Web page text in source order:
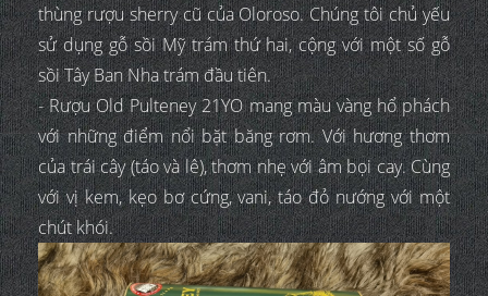
thùng rượu sherry cũ của Oloroso. Chúng tôi chủ yếu
sử dụng gỗ sồi Mỹ trám thứ hai, cộng với một số gỗ
sồi Tây Ban Nha trám đầu tiên.
- Rượu Old Pulteney 21YO mang màu vàng hổ phách
với những điểm nổi bặt băng rơm. Với hương thơm
của trái cây (táo và lê), thơm nhẹ với âm bọi cay. Cùng
với vị kem, kẹo bơ cứng, vani, táo đỏ nướng với một
chút khói.